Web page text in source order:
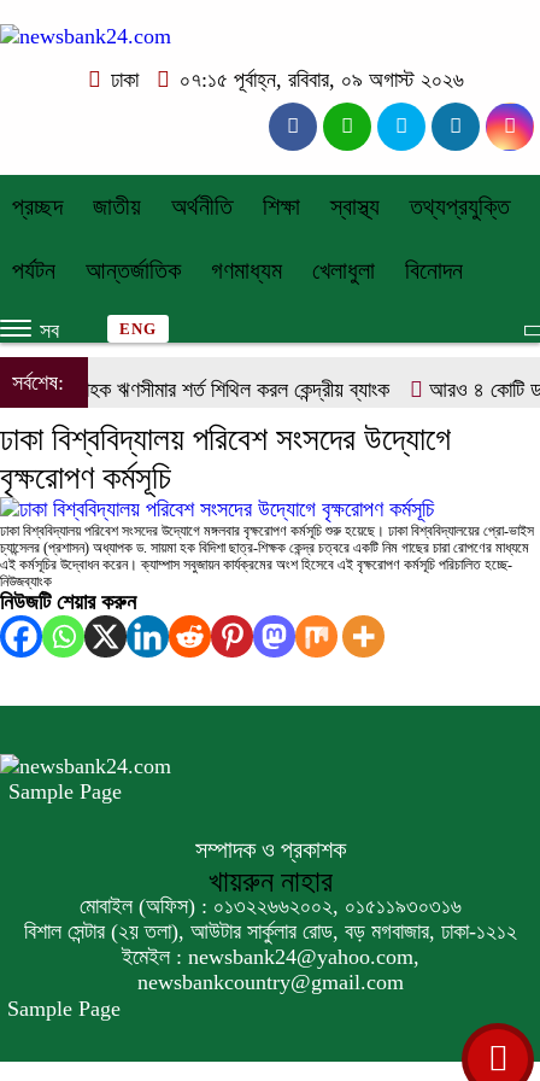
ঢাকা ০৭:১৫ পূর্বাহ্ন, রবিবার, ০৯ অগাস্ট ২০২৬
প্রচ্ছদ জাতীয় অর্থনীতি শিক্ষা স্বাস্থ্য তথ্যপ্রযুক্তি
পর্যটন আন্তর্জাতিক গণমাধ্যম খেলাধুলা বিনোদন
সব ENG
সর্বশেষ:
একক গ্রাহক ঋণসীমার শর্ত শিথিল করল কেন্দ্রীয় ব্যাংক আরও ৪ কোটি
ঢাকা বিশ্ববিদ্যালয় পরিবেশ সংসদের উদ্যোগে
বৃক্ষরোপণ কর্মসূচি
ঢাকা বিশ্ববিদ্যালয় পরিবেশ সংসদের উদ্যোগে মঙ্গলবার বৃক্ষরোপণ কর্মসূচি শুরু হয়েছে। ঢাকা বিশ্ববিদ্যালয়ের প্রো-ভাইস
চ্যান্সেলর (প্রশাসন) অধ্যাপক ড. সায়মা হক বিদিশা ছাত্র-শিক্ষক কেন্দ্র চত্বরে একটি নিম গাছের চারা রোপণের মাধ্যমে
এই কর্মসূচির উদ্বোধন করেন। ক্যাম্পাস সবুজায়ন কার্যক্রমের অংশ হিসেবে এই বৃক্ষরোপণ কর্মসূচি পরিচালিত হচ্ছে-
নিউজব্যাংক
নিউজটি শেয়ার করুন
Sample Page
সম্পাদক ও প্রকাশক
খায়রুন নাহার
মোবাইল (অফিস) : ০১৩২২৬৬২০০২, ০১৫১১৯৩০৩১৬
বিশাল সেন্টার (২য় তলা), আউটার সার্কুলার রোড, বড় মগবাজার, ঢাকা-১২১২
ইমেইল : newsbank24@yahoo.com,
newsbankcountry@gmail.com
Sample Page